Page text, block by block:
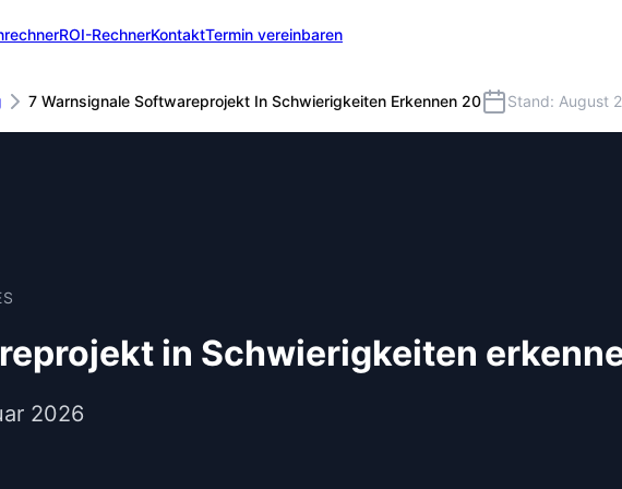
ROI-RechnerKontaktTermin vereinbaren
7 Warnsignale Softwareprojekt In Schwierigkeiten Erkennen 20 Stand: August
in Schwierigkeiten
2026